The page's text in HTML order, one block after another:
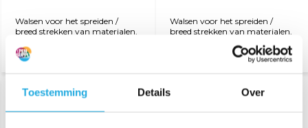
Toestemming Details Over
Walsen voor het spreiden /
breed strekken van materialen.
Walsen voor het spreiden /
breed strekken van materialen.